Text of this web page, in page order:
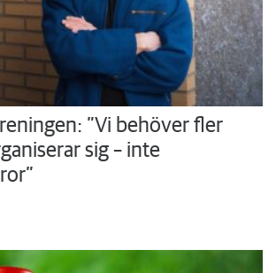
”Vi behöver fler
sig – inte